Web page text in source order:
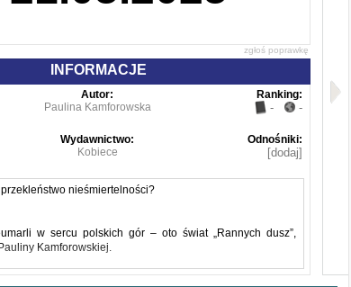
zgłoś poprawkę
INFORMACJE
Autor:
Paulina Kamforowska
Ranking:
- -
Wydawnictwo:
Kobiece
Odnośniki:
[dodaj]
nieśmiertelności?
w sercu polskich gór – oto świat „Rannych dusz”,
Kamforowskiej.